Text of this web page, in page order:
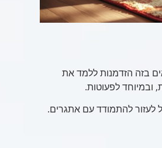
בזה הזדמנות ללמד את
ובמיוחד לפעוטות.
לעזור להתמודד עם אתגרים.